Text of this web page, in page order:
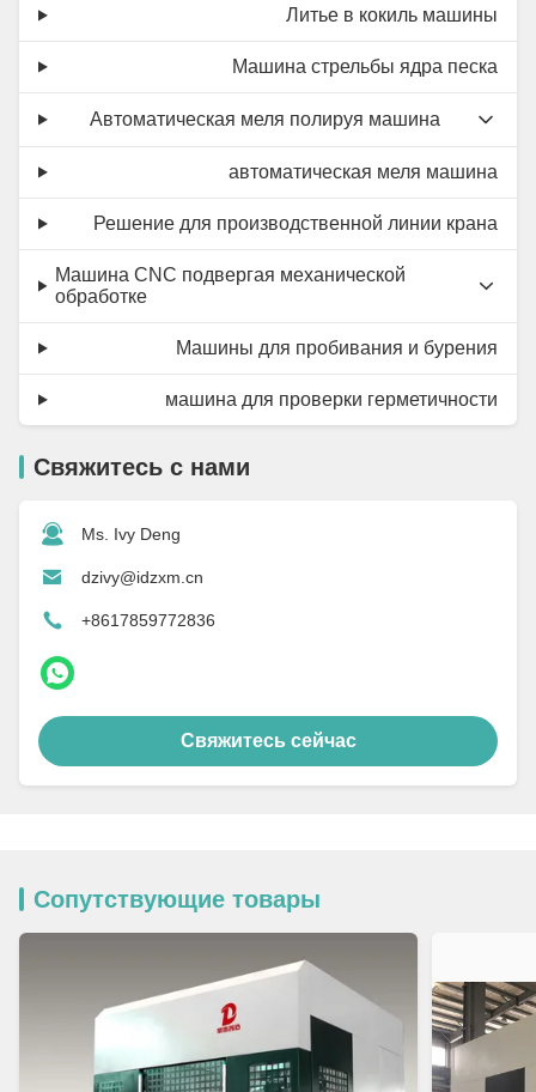
Литье в кокиль машины
Машина стрельбы ядра песка
Автоматическая меля полируя машина
автоматическая меля машина
Решение для производственной линии крана
Машина CNC подвергая механической
обработке
Машины для пробивания и бурения
машина для проверки герметичности
Свяжитесь с нами
Ms. Ivy Deng
dzivy@idzxm.cn
+8617859772836
Свяжитесь сейчас
Сопутствующие товары